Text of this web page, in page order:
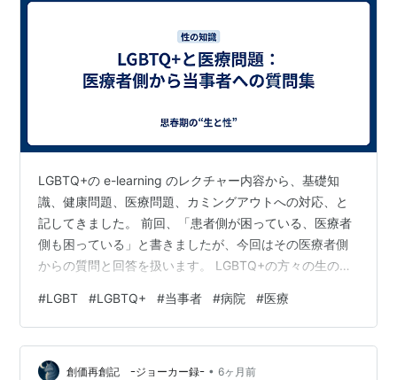
LGBTQ+の e-learning のレクチャー内容から、基礎知
識、健康問題、医療問題、カミングアウトへの対応、と
記してきました。 前回、「患者側が困っている、医療者
側も困っている」と書きましたが、今回はその医療者側
からの質問と回答を扱います。 LGBTQ+の方々の生の声
の対応として考えるよりも、どの患者さんが当事者であ
っても安心して過ごせる体制を作る」という意見に大き
く肯きました。 性感染症を扱う専門医から「同性愛も含
めて問診しないと誤診につながる」と聞いたことがあり
#LGBT #LGBTQ+ #当事者 #病院 #医療
創価再創記 ｰジョーカー録ｰ • 6ヶ月前